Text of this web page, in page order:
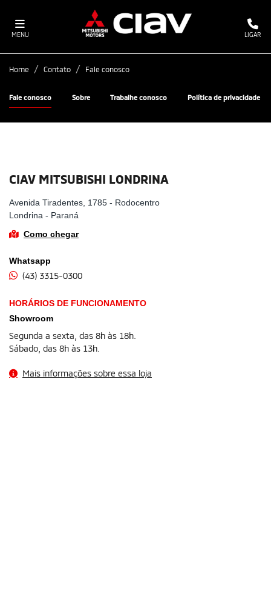
MENU LIGAR
Home Contato Fale conosco
Fale conosco Sobre Trabalhe conosco Política de privacidade
CIAV MITSUBISHI LONDRINA
Avenida Tiradentes, 1785 - Rodocentro
Londrina - Paraná
Como chegar
Whatsapp
(43) 3315-0300
HORÁRIOS DE FUNCIONAMENTO
Showroom
Segunda a sexta, das 8h às 18h.
Sábado, das 8h às 13h.
Mais informações sobre essa loja